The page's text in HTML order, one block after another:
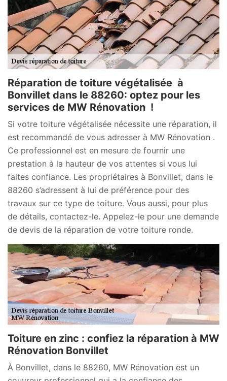
Réparation de toiture végétalisée à
Bonvillet dans le 88260: optez pour les
services de MW Rénovation !
Si votre toiture végétalisée nécessite une réparation, il
est recommandé de vous adresser à MW Rénovation .
Ce professionnel est en mesure de fournir une
prestation à la hauteur de vos attentes si vous lui
faites confiance. Les propriétaires à Bonvillet, dans le
88260 s’adressent à lui de préférence pour des
travaux sur ce type de toiture. Vous aussi, pour plus
de détails, contactez-le. Appelez-le pour une demande
de devis de la réparation de votre toiture ronde.
Toiture en zinc : confiez la réparation à MW
Rénovation Bonvillet
À Bonvillet, dans le 88260, MW Rénovation est un